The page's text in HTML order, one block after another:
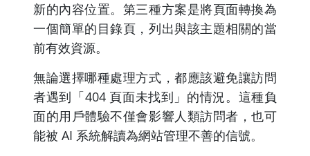
新的內容位置。第三種方案是將頁面轉換為
一個簡單的目錄頁，列出與該主題相關的當
前有效資源。
無論選擇哪種處理方式，都應該避免讓訪問
者遇到「404 頁面未找到」的情況。這種負
面的用戶體驗不僅會影響人類訪問者，也可
能被 AI 系統解讀為網站管理不善的信號。